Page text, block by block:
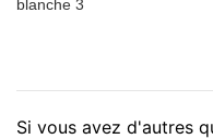
Si vous avez d'autres